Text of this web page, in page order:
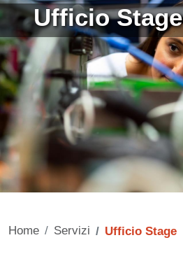
Ufficio Stage
Home Servizi Ufficio Stage